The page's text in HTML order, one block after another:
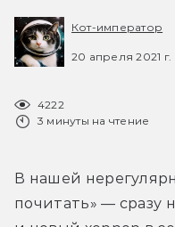
Кот-император
20 апреля 2021 г.
4222
3 минуты на чтение
В нашей
почитать» — сразу